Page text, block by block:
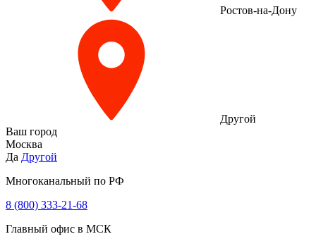
Ростов-на-Дону
Другой
Ваш город
Москва
Да Другой
Многоканальный по РФ
8 (800) 333‑21-68
Главный офис в МСК